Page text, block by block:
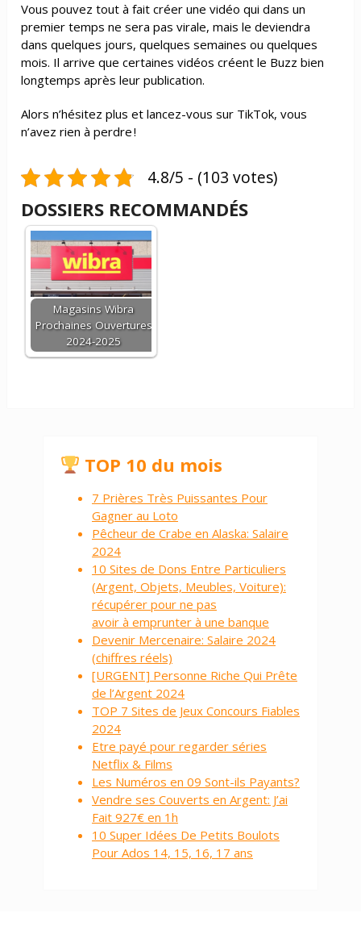
Vous pouvez tout à fait créer une vidéo qui dans un
premier temps ne sera pas virale, mais le deviendra
dans quelques jours, quelques semaines ou quelques
mois. Il arrive que certaines vidéos créent le Buzz bien
longtemps après leur publication.
Alors n’hésitez plus et lancez-vous sur TikTok, vous
n’avez rien à perdre !
4.8/5 - (103 votes)
DOSSIERS RECOMMANDÉS
Magasins Wibra
Prochaines Ouvertures
2024-2025
TOP 10 du mois